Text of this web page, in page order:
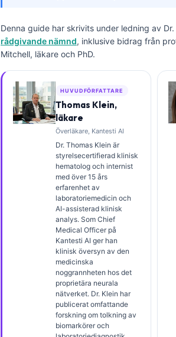
Denna guide har skrivits under ledning av
rådgivande nämnd, inklusive bidrag från
Mitchell, läkare och PhD.
HUVUDFÖRFATTARE
Thomas Klein,
läkare
Överläkare, Kantesti AI
Dr. Thomas Klein är
styrelsecertifierad klinisk
hematolog och internist
med över 15 års
erfarenhet av
laboratoriemedicin och
AI-assisterad klinisk
analys. Som Chief
Medical Officer på
Kantesti AI ger han
klinisk översyn av den
medicinska
noggrannheten hos det
proprietära neurala
nätverket. Dr. Klein har
publicerat omfattande
forskning om tolkning av
biomarkörer och